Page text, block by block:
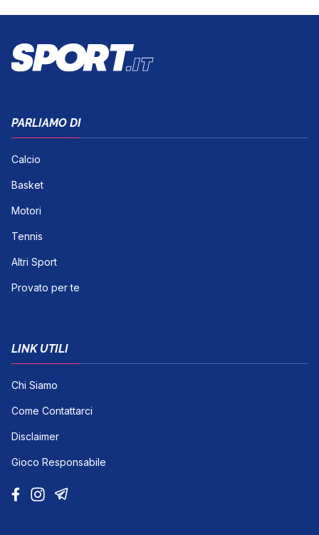
PARLIAMO DI
Calcio
Basket
Motori
Tennis
Altri Sport
Provato per te
LINK UTILI
Chi Siamo
Come Contattarci
Disclaimer
Gioco Responsabile